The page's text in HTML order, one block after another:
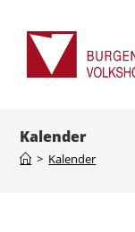
Kalender
> Kalender